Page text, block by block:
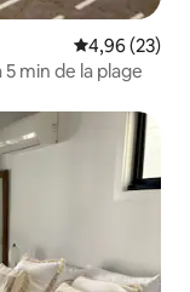
Évaluation
4,96 (23)
min de la plage